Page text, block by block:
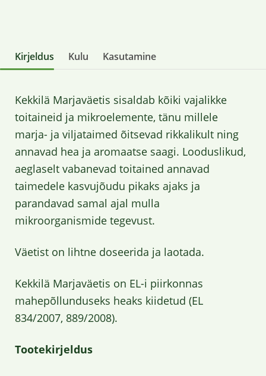
Kirjeldus Kulu Kasutamine
Kekkilä Marjaväetis sisaldab kõiki vajalikke
toitaineid ja mikroelemente, tänu millele
marja- ja viljataimed õitsevad rikkalikult ning
annavad hea ja aromaatse saagi. Looduslikud,
aeglaselt vabanevad toitained annavad
taimedele kasvujõudu pikaks ajaks ja
parandavad samal ajal mulla
mikroorganismide tegevust.
Väetist on lihtne doseerida ja laotada.
Kekkilä Marjaväetis on EL-i piirkonnas
mahepõllunduseks heaks kiidetud (EL
834/2007, 889/2008).
Tootekirjeldus